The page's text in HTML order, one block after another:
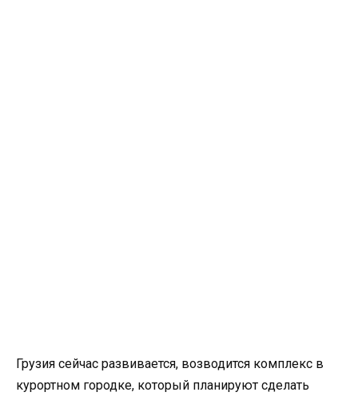
Грузия сейчас развивается, возводится комплекс в
курортном городке, который планируют сделать